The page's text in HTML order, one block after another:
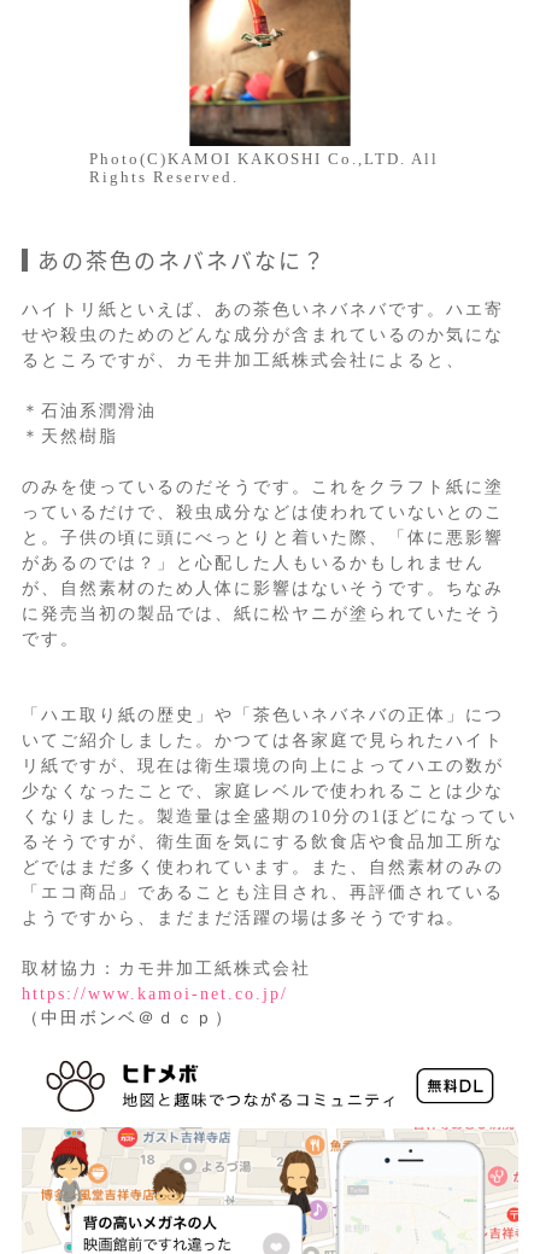
Photo(C)KAMOI KAKOSHI Co.,LTD. All
Rights Reserved.
あの茶色のネバネバなに？
ハイトリ紙といえば、あの茶色いネバネバです。ハエ寄
せや殺虫のためのどんな成分が含まれているのか気にな
るところですが、カモ井加工紙株式会社によると、
＊石油系潤滑油
＊天然樹脂
のみを使っているのだそうです。これをクラフト紙に塗
っているだけで、殺虫成分などは使われていないとのこ
と。子供の頃に頭にべっとりと着いた際、「体に悪影響
があるのでは？」と心配した人もいるかもしれません
が、自然素材のため人体に影響はないそうです。ちなみ
に発売当初の製品では、紙に松ヤニが塗られていたそう
です。
「ハエ取り紙の歴史」や「茶色いネバネバの正体」につ
いてご紹介しました。かつては各家庭で見られたハイト
リ紙ですが、現在は衛生環境の向上によってハエの数が
少なくなったことで、家庭レベルで使われることは少な
くなりました。製造量は全盛期の10分の1ほどになってい
るそうですが、衛生面を気にする飲食店や食品加工所な
どではまだ多く使われています。また、自然素材のみの
「エコ商品」であることも注目され、再評価されている
ようですから、まだまだ活躍の場は多そうですね。
取材協力：カモ井加工紙株式会社
https://www.kamoi-net.co.jp/
（中田ボンベ＠ｄｃｐ）